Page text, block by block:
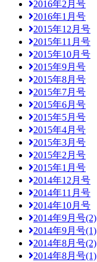
2016年2月号
2016年1月号
2015年12月号
2015年11月号
2015年10月号
2015年9月号
2015年8月号
2015年7月号
2015年6月号
2015年5月号
2015年4月号
2015年3月号
2015年2月号
2015年1月号
2014年12月号
2014年11月号
2014年10月号
2014年9月号(2)
2014年9月号(1)
2014年8月号(2)
2014年8月号(1)